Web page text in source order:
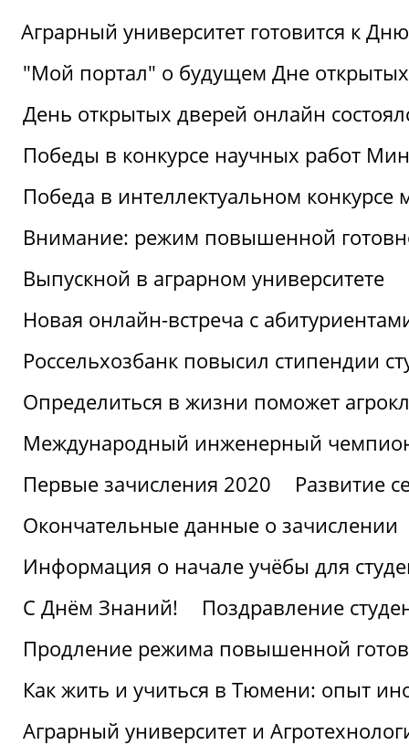
Аграрный университет готовится к
"Мой портал" о будущем Дне
День открытых дверей онлайн
Победы в конкурсе научных работ
Победа в интеллектуальном конкурсе
Внимание: режим повышенной
Выпускной в аграрном университете
Новая онлайн-встреча с
Россельхозбанк повысил стипендии
Определиться в жизни поможет
Международный инженерный
Первые зачисления 2020
Развитие
Окончательные данные о зачислении
Информация о начале учёбы для
С Днём Знаний!
Поздравление
Продление режима повышенной
Как жить и учиться в Тюмени: опыт
Аграрный университет и